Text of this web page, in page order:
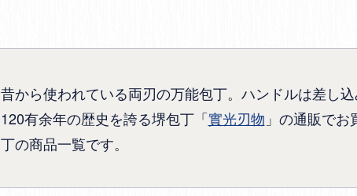
昔から使われている両刃の万能包丁。ハンドルは差し込
120有余年の歴史を誇る堺包丁「實光刃物 」の通販で
丁の商品一覧です。